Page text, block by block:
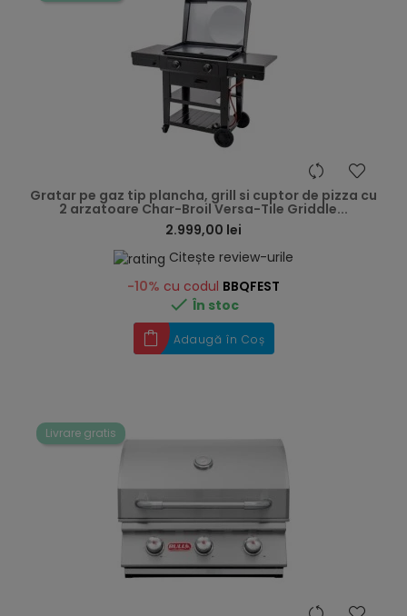
Gratar pe gaz tip plancha, grill si cuptor de pizza cu
2 arzatoare Char-Broil Versa-Tile Griddle...
2.999,00 lei
Citește review-urile
-10% cu codul BBQFEST
 În stoc
Adaugă în Coș
Livrare gratis